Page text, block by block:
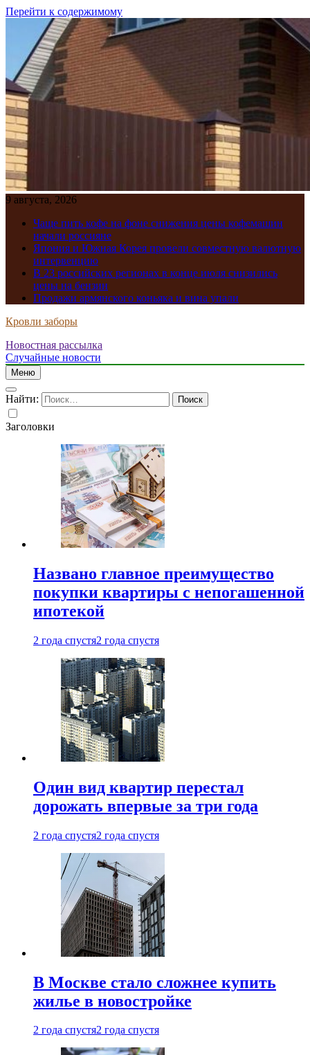
Перейти к содержимому
9 августа, 2026
Чаще пить кофе на фоне снижения цены кофемашин
начали россияне
Япония и Южная Корея провели совместную валютную
интервенцию
В 23 российских регионах в конце июля снизились
цены на бензин
Продажи армянского коньяка и вина упали
Кровли заборы
Новостная рассылка
Случайные новости
Меню
Найти:
Заголовки
Названо главное преимущество
покупки квартиры с непогашенной
ипотекой
2 года спустя2 года спустя
Один вид квартир перестал
дорожать впервые за три года
2 года спустя2 года спустя
В Москве стало сложнее купить
жилье в новостройке
2 года спустя2 года спустя